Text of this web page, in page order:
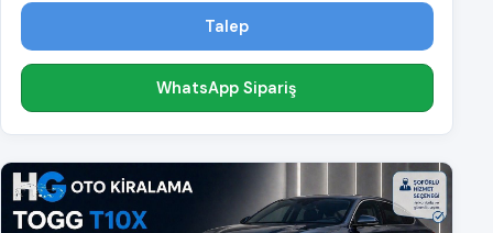
Talep
WhatsApp Sipariş